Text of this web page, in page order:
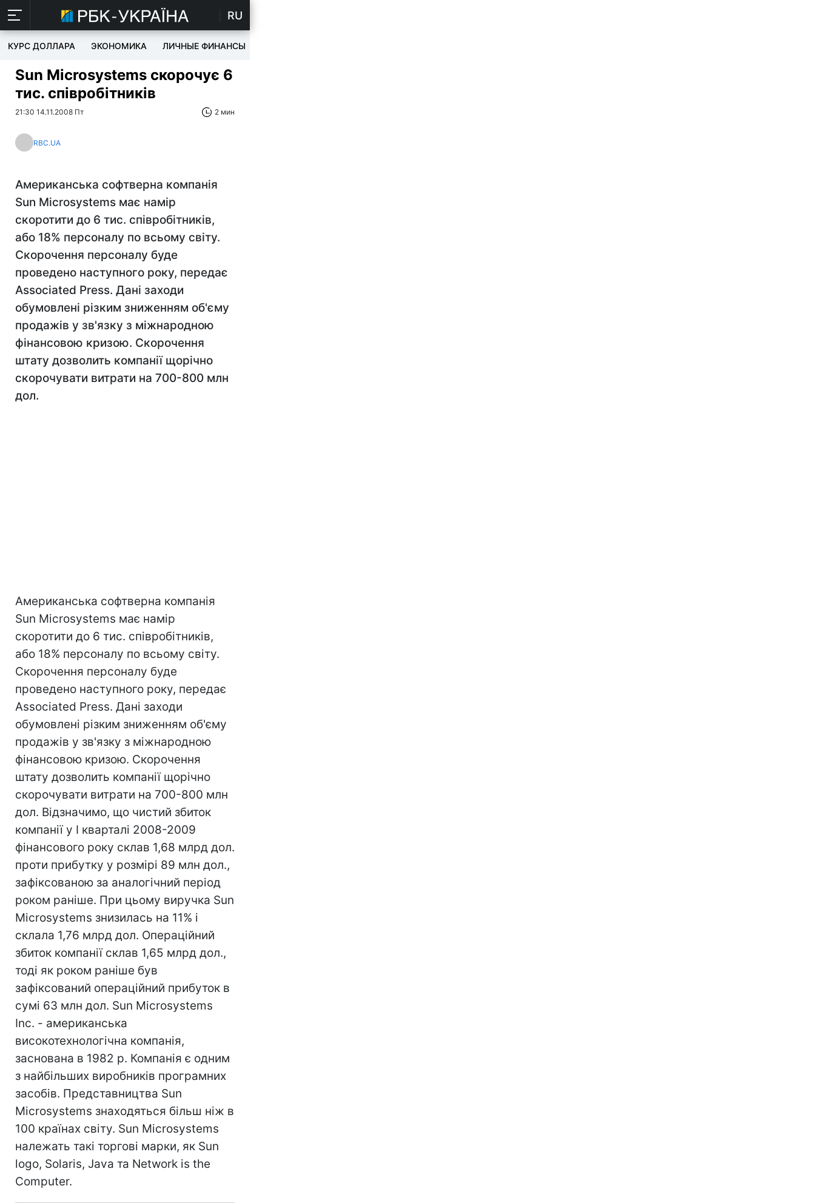
RU
КУРС ДОЛЛАРА ЭКОНОМИКА ЛИЧНЫЕ ФИНАНСЫ
Sun Microsystems скорочує 6
тис. співробітників
21:30 14.11.2008 Пт 2 мин
RBC.UA
Американська софтверна компанія
Sun Microsystems має намір
скоротити до 6 тис. співробітників,
або 18% персоналу по всьому світу.
Скорочення персоналу буде
проведено наступного року, передає
Associated Press. Дані заходи
обумовлені різким зниженням об'єму
продажів у зв'язку з міжнародною
фінансовою кризою. Скорочення
штату дозволить компанії щорічно
скорочувати витрати на 700-800 млн
дол.
Американська софтверна компанія
Sun Microsystems має намір
скоротити до 6 тис. співробітників,
або 18% персоналу по всьому світу.
Скорочення персоналу буде
проведено наступного року, передає
Associated Press. Дані заходи
обумовлені різким зниженням об'єму
продажів у зв'язку з міжнародною
фінансовою кризою. Скорочення
штату дозволить компанії щорічно
скорочувати витрати на 700-800 млн
дол. Відзначимо, що чистий збиток
компанії у I кварталі 2008-2009
фінансового року склав 1,68 млрд дол.
проти прибутку у розмірі 89 млн дол.,
зафіксованою за аналогічний період
роком раніше. При цьому виручка Sun
Microsystems знизилась на 11% і
склала 1,76 млрд дол. Операційний
збиток компанії склав 1,65 млрд дол.,
тоді як роком раніше був
зафіксований операційний прибуток в
сумі 63 млн дол. Sun Microsystems
Inc. - американська
високотехнологічна компанія,
заснована в 1982 р. Компанія є одним
з найбільших виробників програмних
засобів. Представництва Sun
Microsystems знаходяться більш ніж в
100 країнах світу. Sun Microsystems
належать такі торгові марки, як Sun
logo, Solaris, Java та Network is the
Computer.